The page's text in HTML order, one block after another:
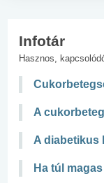
Infotár
Hasznos,
A
A diabetikus
Ha túl